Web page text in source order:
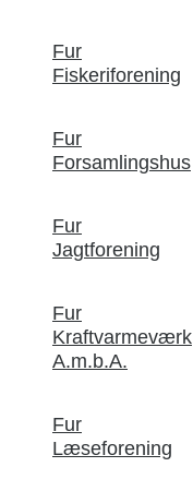
Fur
Fiskeriforening
Fur
Forsamlingshus
Fur
Jagtforening
Fur
Kraftvarmeværk
A.m.b.A.
Fur
Læseforening